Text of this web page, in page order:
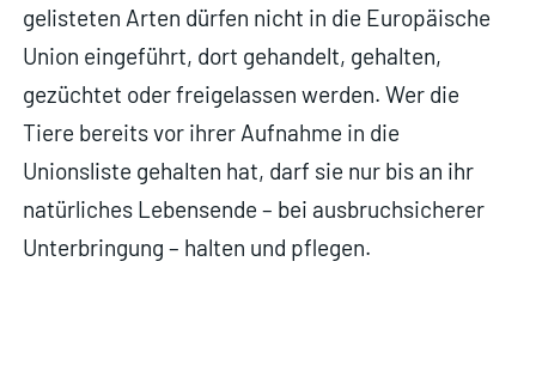
gelisteten Arten dürfen nicht in die Europäische
Union eingeführt, dort gehandelt, gehalten,
gezüchtet oder freigelassen werden. Wer die
Tiere bereits vor ihrer Aufnahme in die
Unionsliste gehalten hat, darf sie nur bis an ihr
natürliches Lebensende – bei ausbruchsicherer
Unterbringung – halten und pflegen.